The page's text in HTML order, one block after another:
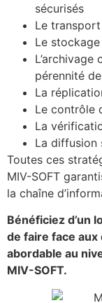
sécurisés
Le
Le
pérennité
La
Le contrôle
La
La diffusion
Toutes ces
MIV-SOFT
la chaîne
Bénéficiez d’un
de faire face
abordable au
MIV-SOFT.